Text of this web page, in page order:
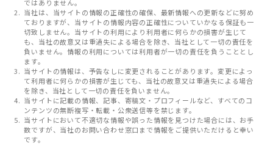
ではありません。
当社は、当サイトの情報の正確性の確保、最新情報への更新などに努め
ておりますが、当サイトの情報内容の正確性についていかなる保証も一
切致しません。当サイトの利用により利用者に何らかの損害が生じて
も、当社の故意又は重過失による場合を除き、当社として一切の責任を
負いません。情報の利用については利用者が一切の責任を負うこととし
ます。
当サイトの情報は、予告なしに変更されることがあります。変更によっ
て利用者に何らかの損害が生じても、当社の故意又は重過失による場合
を除き、当社として一切の責任を負いません。
当サイトに記載の情報、記事、寄稿文・プロフィールなど、すべてのコ
ンテンツの無断複写・転載・公衆送信等を禁じます。
当サイトにおいて不適切な情報や誤った情報を見つけた場合には、お手
数ですが、当社のお問い合わせ窓口まで情報をご提供いただけると幸い
です。